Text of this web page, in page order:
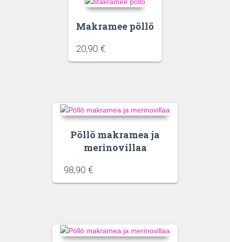
Makramee pöllö
20,90 €
Pöllö makramea ja
merinovillaa
98,90 €